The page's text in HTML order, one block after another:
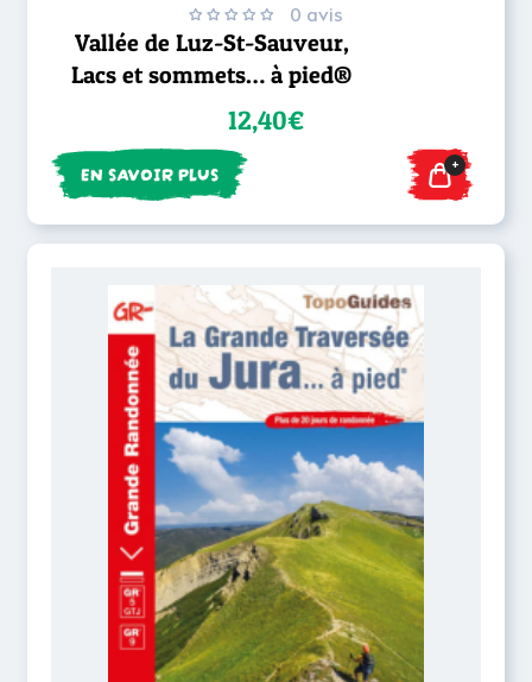
0 avis
Vallée de Luz-St-Sauveur,
Lacs et sommets… à pied®
12,40€
EN SAVOIR PLUS +